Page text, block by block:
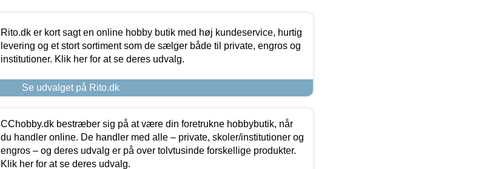
Rito.dk er kort sagt en online hobby butik med høj kundeservice, hurtig
levering og et stort sortiment som de sælger både til private, engros og
institutioner. Klik her for at se deres udvalg.
Se udvalget på Rito.dk
CChobby.dk bestræber sig på at være din foretrukne hobbybutik, når
du handler online. De handler med alle – private, skoler/institutioner og
engros – og deres udvalg er på over tolvtusinde forskellige produkter.
Klik her for at se deres udvalg.